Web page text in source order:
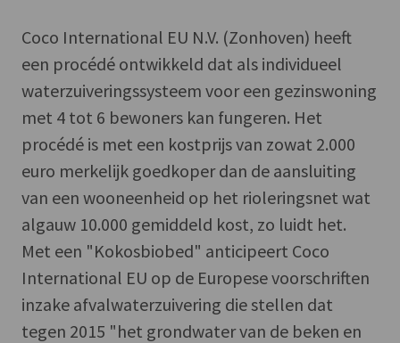
Coco International EU N.V. (Zonhoven) heeft
een procédé ontwikkeld dat als individueel
waterzuiveringssysteem voor een gezinswoning
met 4 tot 6 bewoners kan fungeren. Het
procédé is met een kostprijs van zowat 2.000
euro merkelijk goedkoper dan de aansluiting
van een wooneenheid op het rioleringsnet wat
algauw 10.000 gemiddeld kost, zo luidt het.
Met een "Kokosbiobed" anticipeert Coco
International EU op de Europese voorschriften
inzake afvalwaterzuivering die stellen dat
tegen 2015 "het grondwater van de beken en